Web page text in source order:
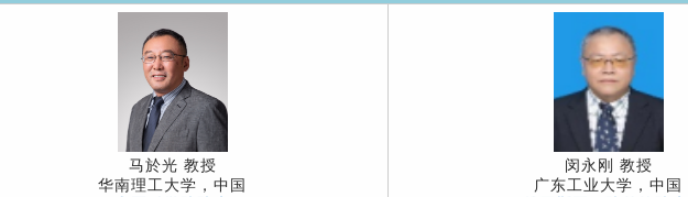
马於光 教授
华南理工大学，中国
闵永刚 教授
广东工业大学，中国